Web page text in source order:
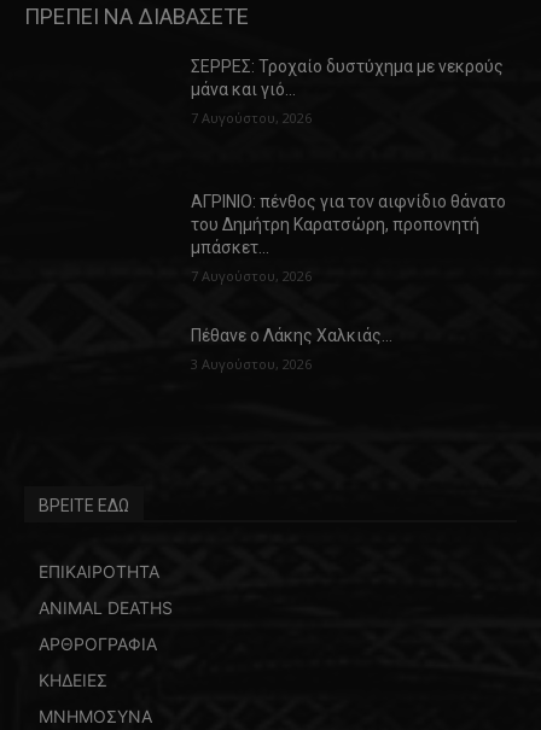
ΠΡΕΠΕΙ ΝΑ ΔΙΑΒΑΣΕΤΕ
ΣΕΡΡΕΣ: Τροχαίο δυστύχημα με νεκρούς
μάνα και γιό…
7 Αυγούστου, 2026
ΑΓΡΙΝΙΟ: πένθος για τον αιφνίδιο θάνατο
του Δημήτρη Καρατσώρη, προπονητή
μπάσκετ…
7 Αυγούστου, 2026
Πέθανε ο Λάκης Χαλκιάς…
3 Αυγούστου, 2026
ΒΡΕΙΤΕ ΕΔΩ
ΕΠΙΚΑΙΡΟΤΗΤΑ
ANIMAL DEATHS
ΑΡΘΡΟΓΡΑΦΙΑ
ΚΗΔΕΙΕΣ
ΜΝΗΜΟΣΥΝΑ